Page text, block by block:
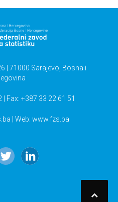
| 71000 Sarajevo, Bosna i
Fax: +387 33 22 61 51
| Web: www.fzs.ba